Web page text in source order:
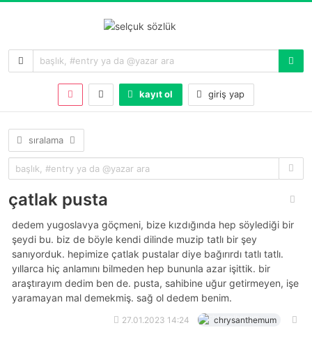
kayıt ol giriş yap
sıralama
çatlak pusta
dedem yugoslavya göçmeni, bize kızdığında hep söylediği bir
şeydi bu. biz de böyle kendi dilinde muzip tatlı bir şey
sanıyorduk. hepimize çatlak pustalar diye bağırırdı tatlı tatlı.
yıllarca hiç anlamını bilmeden hep bununla azar işittik. bir
araştırayım dedim ben de. pusta, sahibine uğur getirmeyen, işe
yaramayan mal demekmiş. sağ ol dedem benim.
27.01.2023 14:24 chrysanthemum